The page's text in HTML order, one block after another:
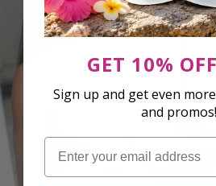
GET 10%
Sign up and get even
and promos!
Email